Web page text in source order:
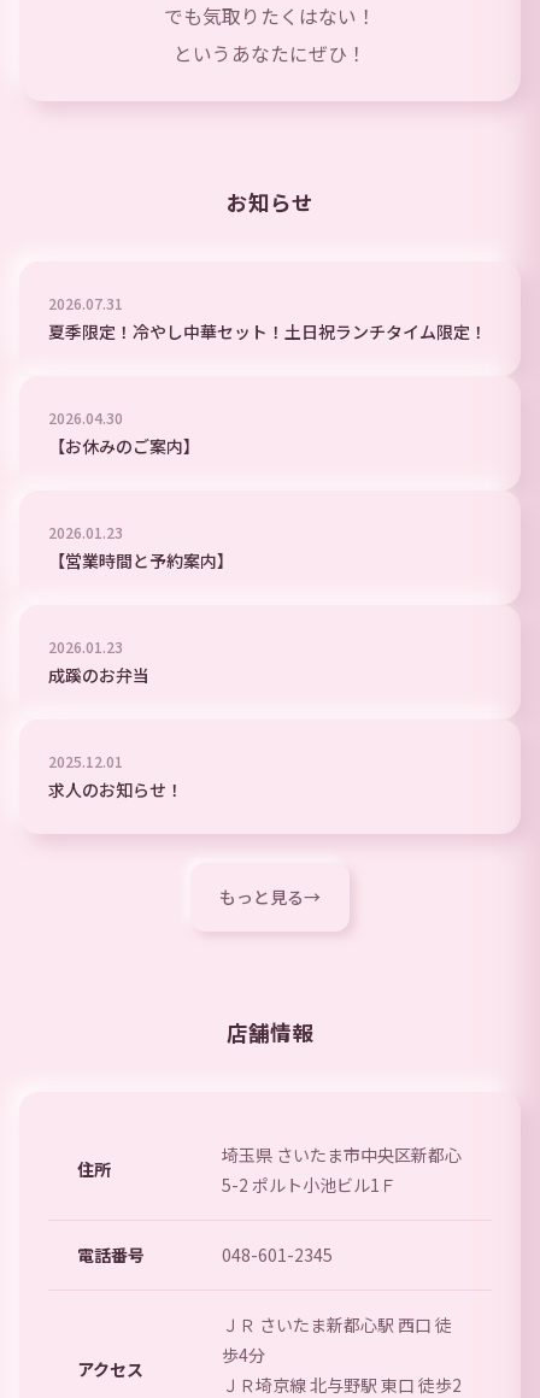
でも気取りたくはない！
というあなたにぜひ！
お知らせ
2026.07.31
夏季限定！冷やし中華セット！土日祝ランチタイム限定！
2026.04.30
【お休みのご案内】
2026.01.23
【営業時間と予約案内】
2026.01.23
成蹊のお弁当
2025.12.01
求人のお知らせ！
もっと見る→
店舗情報
住所
埼玉県 さいたま市中央区新都心
5-2 ポルト小池ビル1Ｆ
電話番号 048-601-2345
アクセス
ＪＲ さいたま新都心駅 西口 徒
歩4分
ＪＲ埼京線 北与野駅 東口 徒歩2